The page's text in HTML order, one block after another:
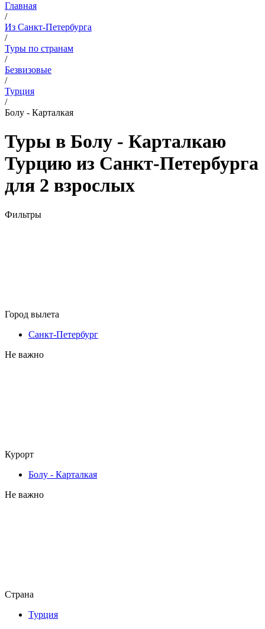
Главная
/
Из Санкт-Петербурга
/
Туры по странам
/
Безвизовые
/
Турция
/
Болу - Карталкая
Туры в Болу - Карталкаю
Турцию из Санкт-Петербурга
для 2 взрослых
Фильтры
Город вылета
Санкт-Петербург
Не важно
Курорт
Болу - Карталкая
Не важно
Страна
Турция